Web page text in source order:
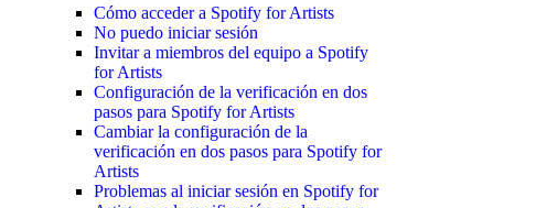
Cómo acceder a Spotify for Artists
No puedo iniciar sesión
Invitar a miembros del equipo a Spotify
for Artists
Configuración de la verificación en dos
pasos para Spotify for Artists
Cambiar la configuración de la
verificación en dos pasos para Spotify for
Artists
Problemas al iniciar sesión en Spotify for